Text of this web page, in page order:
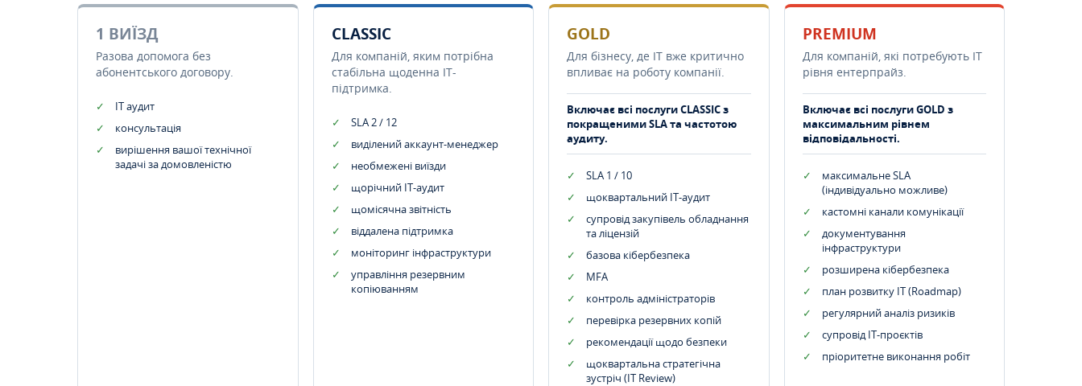
1 ВИЇЗД
Разова допомога без
абонентського договору.
IT аудит
консультація
вирішення вашої технічної
задачі за домовленістю
CLASSIC
Для компаній, яким потрібна
стабільна щоденна IT-
підтримка.
SLA 2 / 12
виділений аккаунт-менеджер
необмежені виїзди
щорічний IT-аудит
щомісячна звітність
віддалена підтримка
моніторинг інфраструктури
управління резервним
копіюванням
GOLD
Для бізнесу, де IT вже критично
впливає на роботу компанії.
Включає всі послуги CLASSIC з
покращеними SLA та частотою
аудиту.
SLA 1 / 10
щоквартальний IT-аудит
супровід закупівель обладнання
та ліцензій
базова кібербезпека
MFA
контроль адміністраторів
перевірка резервних копій
рекомендації щодо безпеки
щоквартальна стратегічна
зустріч (IT Review)
PREMIUM
Для компаній, які потребують ІТ
рівня ентерпрайз.
Включає всі послуги GOLD з
максимальним рівнем
відповідальності.
максимальне SLA
(індивідуально можливе)
кастомні канали комунікації
документування
інфраструктури
розширена кібербезпека
план розвитку IT (Roadmap)
регулярний аналіз ризиків
супровід ІТ-проєктів
пріоритетне виконання робіт